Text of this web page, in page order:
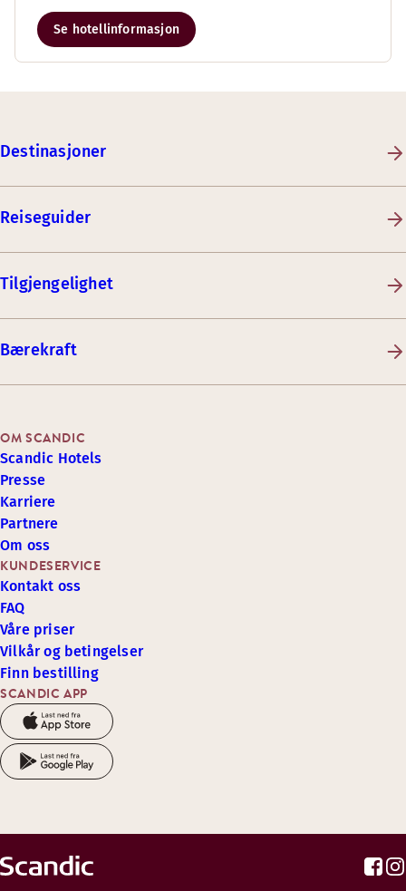
Se hotellinformasjon
Destinasjoner
Reiseguider
Tilgjengelighet
Bærekraft
SCANDIC APP
KUNDESERVICE
Kontakt oss
FAQ
Våre priser
Vilkår og betingelser
Finn bestilling
OM SCANDIC
Scandic Hotels
Presse
Karriere
Partnere
Om oss